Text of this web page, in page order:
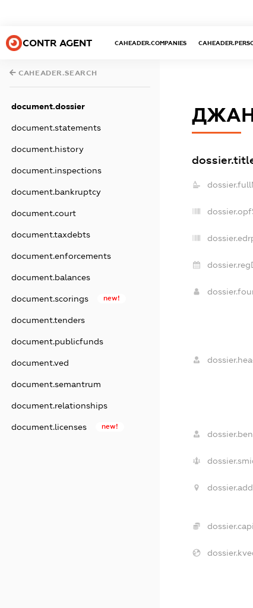
CONTR AGENT CAHEADER.COMPANIES
CAHEADER.SEARCH
document.dossier
document.statements
document.history
document.inspections
document.bankruptcy
document.court
document.taxdebts
document.enforcements
document.balances
document.scorings new!
document.tenders
document.publicfunds
document.ved
document.semantrum
document.relationships
document.licenses new!